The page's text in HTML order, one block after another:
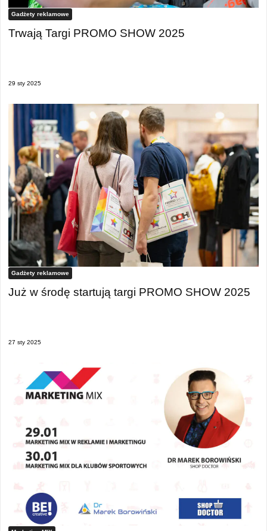
Gadżety reklamowe
Trwają Targi PROMO SHOW 2025
29 sty 2025
Gadżety reklamowe
Już w środę startują targi PROMO SHOW 2025
27 sty 2025